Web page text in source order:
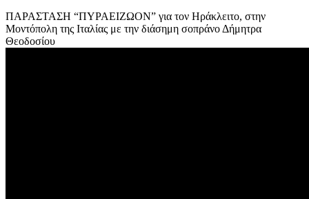
ΠΑΡΑΣΤΑΣΗ “ΠΥΡΑΕΙΖΩΟΝ” για τον Ηράκλειτο, στην
Μοντόπολη της Ιταλίας με την διάσημη σοπράνο Δήμητρα
Θεοδοσίου